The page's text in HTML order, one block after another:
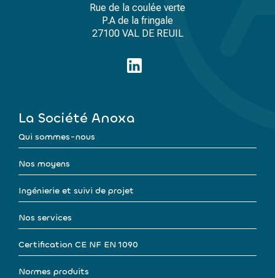
Rue de la coulée verte
P.A de la fringale
27100 VAL DE REUIL
La Société Anoxa
Qui sommes-nous
Nos moyens
Ingénierie et suivi de projet
Nos services
Certification CE NF EN 1090
Normes produits